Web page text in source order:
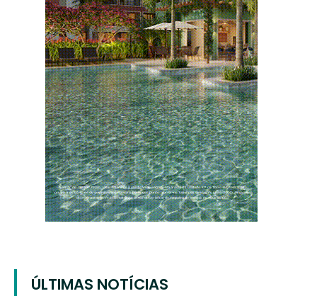
ÚLTIMAS NOTÍCIAS